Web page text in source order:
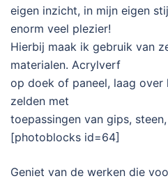
eigen inzicht, in mijn eigen
enorm veel plezier!
Hierbij maak ik gebruik van
materialen. Acrylverf
op doek of paneel, laag over
zelden met
toepassingen van gips,
[photoblocks id=64]
Geniet van de werken die